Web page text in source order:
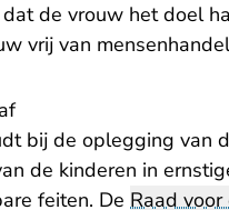
dat de vrouw het doel
vrij van
bij de oplegging van
de kinderen in
feiten. De Raad